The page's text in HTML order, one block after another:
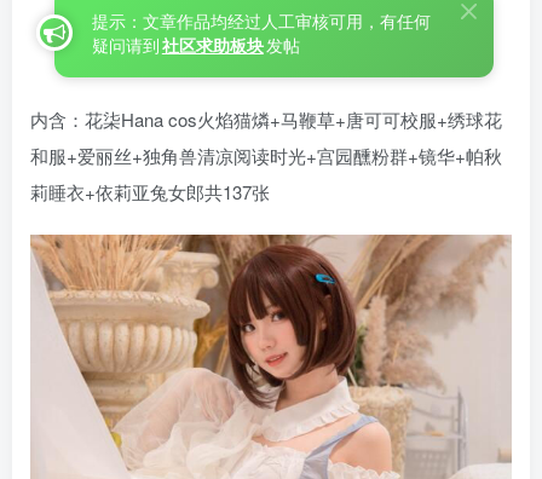
提示：文章作品均经过人工审核可用，有任何
疑问请到社区求助板块发帖
内含：花柒Hana cos火焰猫燐+马鞭草+唐可可校服+绣球花
和服+爱丽丝+独角兽清凉阅读时光+宫园醺粉群+镜华+帕秋
莉睡衣+依莉亚兔女郎共137张